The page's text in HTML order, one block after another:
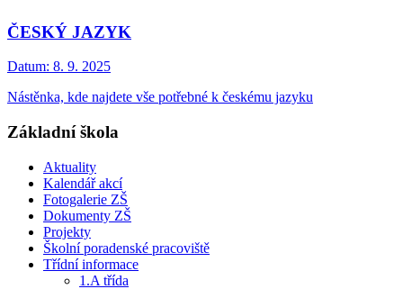
ČESKÝ JAZYK
Datum: 8. 9. 2025
Nástěnka, kde najdete vše potřebné k českému jazyku
Základní škola
Aktuality
Kalendář akcí
Fotogalerie ZŠ
Dokumenty ZŠ
Projekty
Školní poradenské pracoviště
Třídní informace
1.A třída